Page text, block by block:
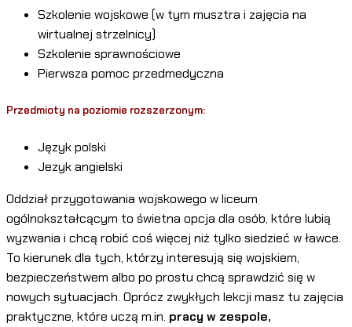
Szkolenie wojskowe (w tym musztra i zajęcia na
wirtualnej strzelnicy)
Szkolenie sprawnościowe
Pierwsza pomoc przedmedyczna
Przedmioty na poziomie rozszerzonym:
Język polski
Jezyk angielski
Oddział przygotowania wojskowego w liceum
ogólnokształcącym to świetna opcja dla osób, które lubią
wyzwania i chcą robić coś więcej niż tylko siedzieć w ławce.
To kierunek dla tych, którzy interesują się wojskiem,
bezpieczeństwem albo po prostu chcą sprawdzić się w
nowych sytuacjach. Oprócz zwykłych lekcji masz tu zajęcia
praktyczne, które uczą m.in. pracy w zespole,